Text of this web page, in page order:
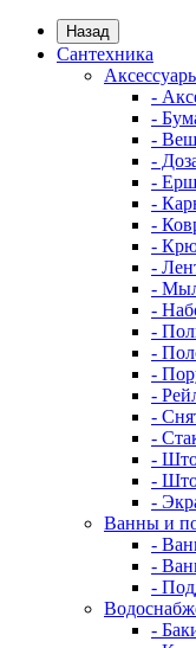
Назад
Сантехника
-
-
-
-
-
-
-
-
-
-
-
-
-
-
-
-
-
-
-
-
Ванны и
-
-
-
-